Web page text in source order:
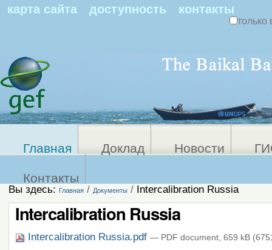
карта сайта доступность контакты
только
Главная Доклад Новости
Контакты
Вы здесь: Главная / Документы / Intercalibration Russia
Intercalibration Russia
Intercalibration Russia.pdf — PDF document, 659 kB